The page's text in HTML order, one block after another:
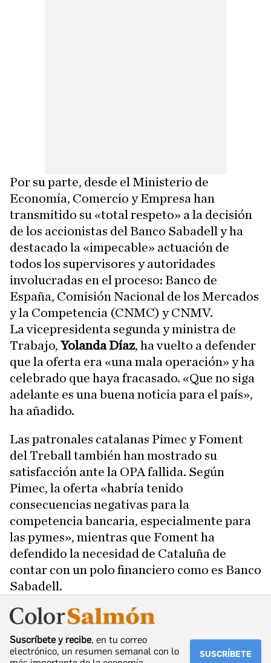
Por su parte, desde el Ministerio de
Economía, Comercio y Empresa han
transmitido su «total respeto» a la decisión
de los accionistas del Banco Sabadell y ha
destacado la «impecable» actuación de
todos los supervisores y autoridades
involucradas en el proceso: Banco de
España, Comisión Nacional de los Mercados
y la Competencia (CNMC) y CNMV.
La vicepresidenta segunda y ministra de
Trabajo, Yolanda Díaz, ha vuelto a defender
que la oferta era «una mala operación» y ha
celebrado que haya fracasado. «Que no siga
adelante es una buena noticia para el país»,
ha añadido.
Las patronales catalanas Pimec y Foment
del Treball también han mostrado su
satisfacción ante la OPA fallida. Según
Pimec, la oferta «habría tenido
consecuencias negativas para la
competencia bancaria, especialmente para
las pymes», mientras que Foment ha
defendido la necesidad de Cataluña de
contar con un polo financiero como es Banco
Sabadell.
Suscríbete y recibe, en tu correo
electrónico, un resumen semanal con lo
SUSCRÍBETE